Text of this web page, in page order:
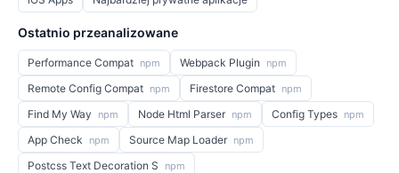
Ostatnio przeanalizowane
Performance Compat npm Webpack Plugin npm
Remote Config Compat npm Firestore Compat npm
Find My Way npm Node Html Parser npm Config Types npm
App Check npm Source Map Loader npm
Postcss Text Decoration S npm